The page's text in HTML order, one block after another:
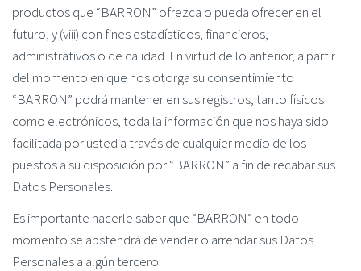
productos que “BARRON” ofrezca o pueda ofrecer en el
futuro, y (viii) con fines estadísticos, financieros,
administrativos o de calidad. En virtud de lo anterior, a partir
del momento en que nos otorga su consentimiento
“BARRON” podrá mantener en sus registros, tanto físicos
como electrónicos, toda la información que nos haya sido
facilitada por usted a través de cualquier medio de los
puestos a su disposición por “BARRON” a fin de recabar sus
Datos Personales.
Es importante hacerle saber que “BARRON” en todo
momento se abstendrá de vender o arrendar sus Datos
Personales a algún tercero.